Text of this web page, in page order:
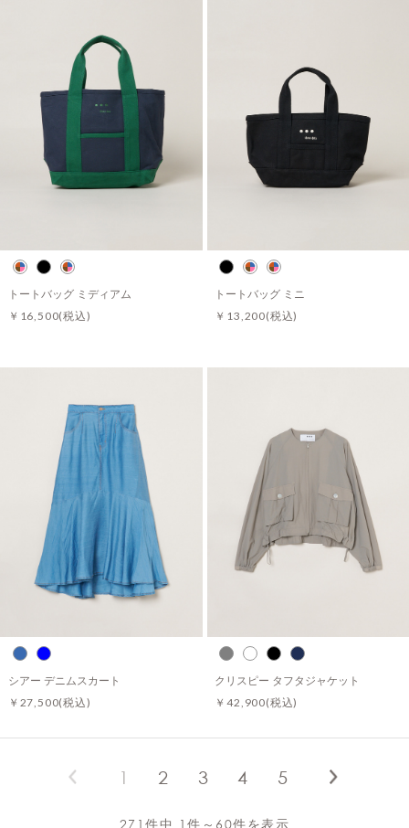
トートバッグ ミディアム
￥16,500(税込)
トートバッグ ミニ
￥13,200(税込)
シアー デニムスカート
￥27,500(税込)
クリスピー タフタジャケット
￥42,900(税込)
1 2 3 4 5